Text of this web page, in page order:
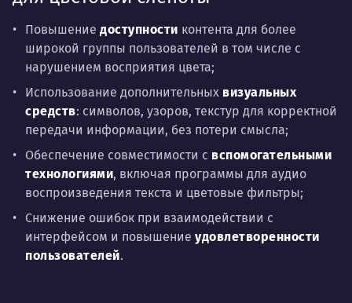
Повышение доступности контента для более
широкой группы пользователей в том числе с
нарушением восприятия цвета;
Использование дополнительных визуальных
средств: символов, узоров, текстур для корректной
передачи информации, без потери смысла;
Обеспечение совместимости с вспомогательными
технологиями, включая программы для аудио
воспроизведения текста и цветовые фильтры;
Снижение ошибок при взаимодействии с
интерфейсом и повышение удовлетворенности
пользователей.